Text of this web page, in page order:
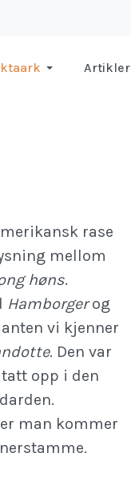
Artikler
rase
mellom
høns.
Hamborgerog
vi kjenner
. Den var
opp i den
man kommer